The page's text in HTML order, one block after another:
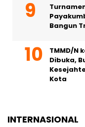
Bangun
TMMD/N
Dibuka,
Kota
INTERNASIONAL